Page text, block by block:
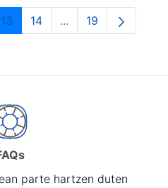
Pages Use TAB to navigate.
Orrialdea
13 Orrialdea
14 ...Intermediate
Orrialdea
19
parte hartzen duten